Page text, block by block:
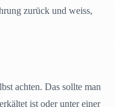
zurück und weiss,
achten. Das sollte man
ist oder unter einer